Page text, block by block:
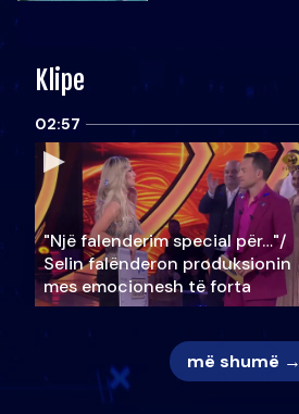
Klipe
02:57
"Një falenderim special për…"/
Selin falënderon produksionin
mes emocionesh të forta
më shumë →